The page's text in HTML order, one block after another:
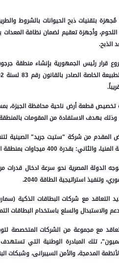
مُجهزة بتقنيات ذبح الحيوانات بالشروط
وأجهزة تعقيم لضمان نظافة
الذبح.
قرار رئيس الجمهورية بإنشاء منطقة
وذلك بهدف الاستفادة من المقومات
الدولة المصرية نحو سرعة ادخال قدرات
وتنفيذ استراتيجية الطاقة 2040.
والاستبدال والسلع باستخدام البطاقات
مع مجموعة من الشركات المتخصصة
تلك المبادرة الوطنية التي
المدمجة، والأمن السيبرانى، وشبكات